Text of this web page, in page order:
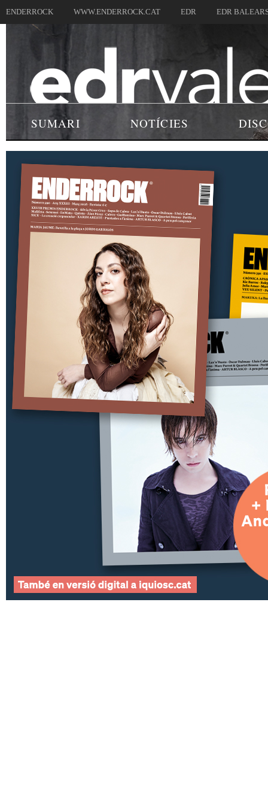
ENDERROCK WWW.ENDERROCK.CAT EDR EDR
SUMARI NOTÍCIES